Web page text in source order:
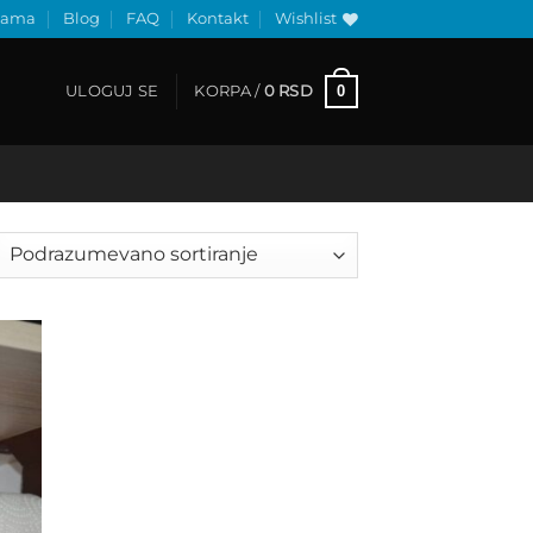
Blog FAQ Kontakt Wishlist
ULOGUJ SE KORPA / 0 RSD 0